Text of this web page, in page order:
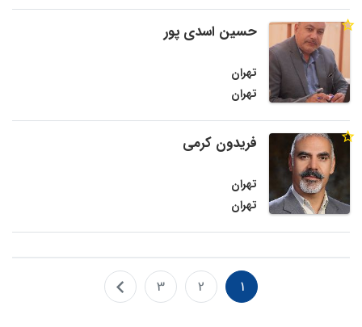
حسین اسدی پور
تهران
تهران
فریدون کرمی
تهران
تهران
1
2
3